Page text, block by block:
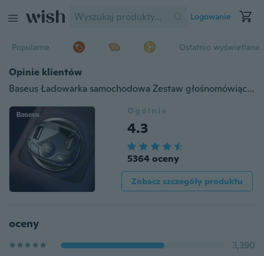
Logowanie
Popularne Ostatnio wyświetlane
Opinie klientów
Baseus Ładowarka samochodowa Zestaw głośnomówiący Nadajnik FM Zestaw samochodowy Bluetooth Samochodowy odtwarzacz MP3 Podwójna ładowarka samochodowa USB do telefonu iPhone Samsung Telefon komórkowy
Ogólnie
4.3
5364 oceny
Zobacz szczegóły produktu
oceny
3,390